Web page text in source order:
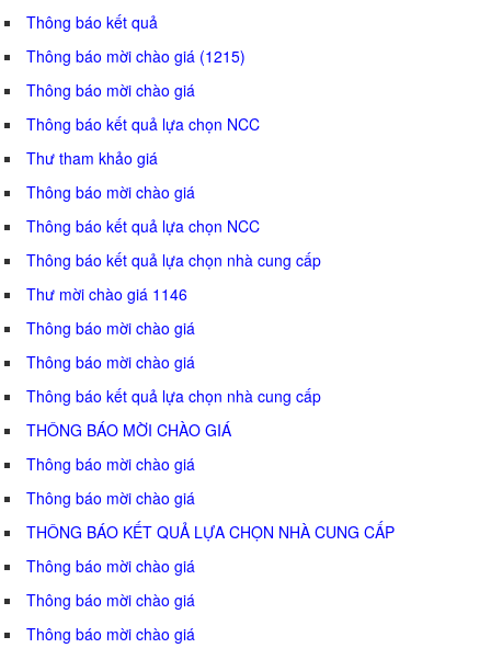
Thông báo kết quả
Thông báo mời chào giá (1215)
Thông báo mời chào giá
Thông báo kết quả lựa chọn NCC
Thư tham khảo giá
Thông báo mời chào giá
Thông báo kết quả lựa chọn NCC
Thông báo kết quả lựa chọn nhà cung cấp
Thư mời chào giá 1146
Thông báo mời chào giá
Thông báo mời chào giá
Thông báo kết quả lựa chọn nhà cung cấp
THÔNG BÁO MỜI CHÀO GIÁ
Thông báo mời chào giá
Thông báo mời chào giá
THÔNG BÁO KẾT QUẢ LỰA CHỌN NHÀ CUNG CẤP
Thông báo mời chào giá
Thông báo mời chào giá
Thông báo mời chào giá